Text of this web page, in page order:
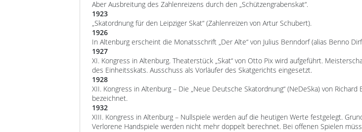
Aber Ausbreitung des Zahlenreizens durch den „Schützengrabenskat“.
1923
„Skatordnung für den Leipziger Skat“ (Zahlenreizen von Artur Schubert).
1926
In Altenburg erscheint die Monatsschrift „Der Alte“ von Julius Benndorf (alias Benno
1927
XI. Kongress in Altenburg. Theaterstück „Skat“ von Otto Pix wird aufgeführt.
des Einheitsskats. Ausschuss als Vorläufer des Skatgerichts eingesetzt.
1928
XII. Kongress in Altenburg – Die „Neue Deutsche Skatordnung“ (NeDeSka) von
bezeichnet.
1932
XIII. Kongress in Altenburg – Nullspiele werden auf die heutigen Werte festgelegt.
Verlorene Handspiele werden nicht mehr doppelt berechnet. Bei offenen Spielen